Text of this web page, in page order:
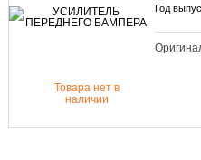
Год
Товара нет в
наличии